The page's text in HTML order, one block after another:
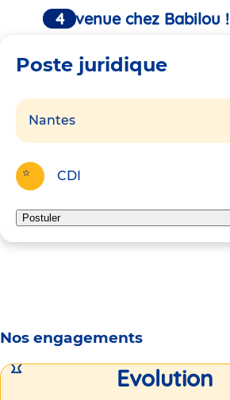
Bienvenue chez Babilou !
Poste juridique
Nantes
CDI
Postuler
Nos engagements
Evolution